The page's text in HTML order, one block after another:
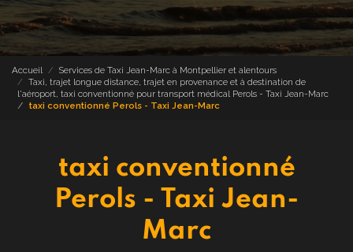
Accueil
Services de Taxi Jean-Marc à Montpellier et alentours
Taxi, trajet longue distance, trajet en provenance et à destination de
l'aéroport, taxi conventionné pour transport médical Perols - Taxi Jean-Marc
taxi conventionné Perols - Taxi Jean-Marc
taxi conventionné
Perols - Taxi Jean-
Marc